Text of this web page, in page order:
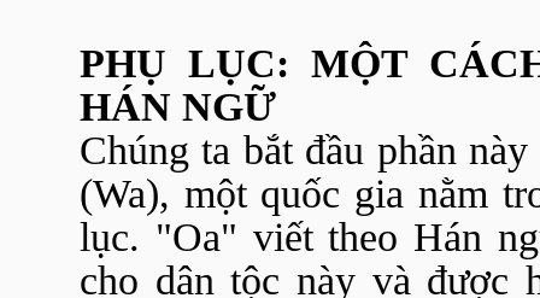
PHỤ LỤC: MỘT
HÁN NGỮ
Chúng ta bắt đầu phần
(Wa), một quốc gia nằm
lục. "Oa" viết theo Hán
cho dân tộc này và được